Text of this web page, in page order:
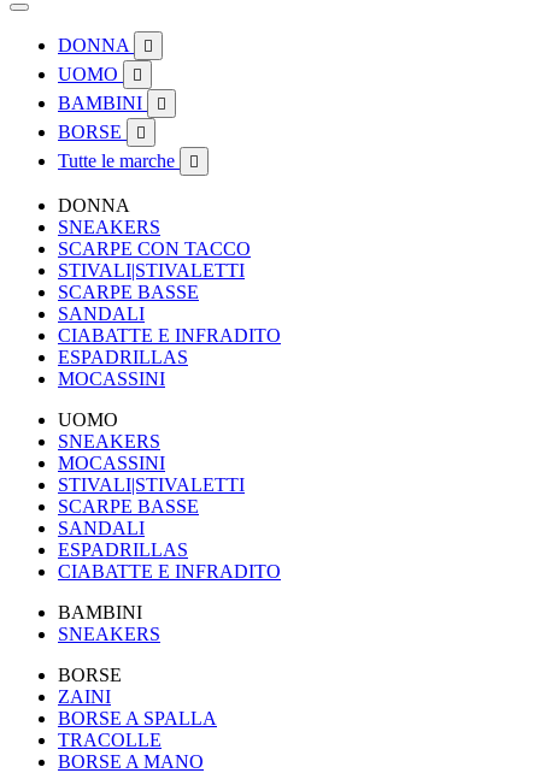
DONNA 
UOMO 
BAMBINI 
BORSE 
Tutte le marche 
DONNA
SNEAKERS
SCARPE CON TACCO
STIVALI|STIVALETTI
SCARPE BASSE
SANDALI
CIABATTE E INFRADITO
ESPADRILLAS
MOCASSINI
UOMO
SNEAKERS
MOCASSINI
STIVALI|STIVALETTI
SCARPE BASSE
SANDALI
ESPADRILLAS
CIABATTE E INFRADITO
BAMBINI
SNEAKERS
BORSE
ZAINI
BORSE A SPALLA
TRACOLLE
BORSE A MANO